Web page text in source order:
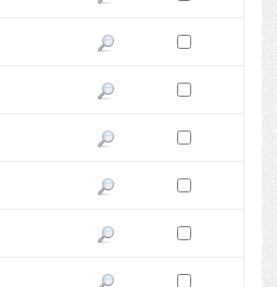
Pokaż podgląd wersji z dnia
Zaznacz wersję do
Pokaż podgląd wersji z dnia
Zaznacz wersję do
Pokaż podgląd wersji z dnia
Zaznacz wersję do
Pokaż podgląd wersji z dnia
Zaznacz wersję do
Pokaż podgląd wersji z dnia
Zaznacz wersję do
Pokaż podgląd wersji z dnia
Zaznacz wersję do